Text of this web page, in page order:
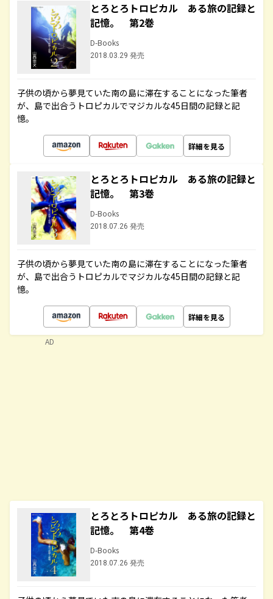
とろとろトロピカル ある旅の記録と
記憶。 第2巻
D-Books
2018.03.29 発売
子供の頃から夢見ていた南の島に滞在することになった筆者
が、島で出合うトロピカルでマジカルな45日間の記録と記
憶。
詳細を見る
とろとろトロピカル ある旅の記録と
記憶。 第3巻
D-Books
2018.07.26 発売
子供の頃から夢見ていた南の島に滞在することになった筆者
が、島で出合うトロピカルでマジカルな45日間の記録と記
憶。
詳細を見る
とろとろトロピカル ある旅の記録と
記憶。 第4巻
D-Books
2018.07.26 発売
AD